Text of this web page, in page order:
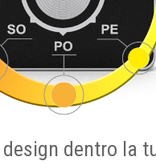
dentro la